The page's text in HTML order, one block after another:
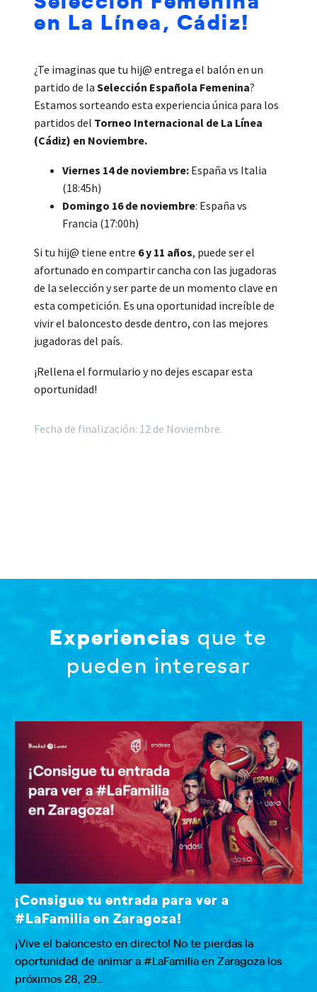
en La Línea, Cádiz!
¿Te imaginas que tu hij@ entrega el balón en un
partido de la Selección Española Femenina?
Estamos sorteando esta experiencia única para los
partidos del Torneo Internacional de La Línea
(Cádiz) en Noviembre.
Viernes 14 de noviembre: España vs Italia
(18:45h)
Domingo 16 de noviembre: España vs
Francia (17:00h)
Si tu hij@ tiene entre 6 y 11 años, puede ser el
afortunado en compartir cancha con las jugadoras
de la selección y ser parte de un momento clave en
esta competición. Es una oportunidad increíble de
vivir el baloncesto desde dentro, con las mejores
jugadoras del país.
¡Rellena el formulario y no dejes escapar esta
oportunidad!
Fecha de finalización: 12 de Noviembre.
Experiencias que te
pueden interesar
¡Consigue tu entrada para ver a
#LaFamilia en Zaragoza!
¡Vive el baloncesto en directo! No te pierdas la
oportunidad de animar a #LaFamilia en Zaragoza los
próximos 28, 29…